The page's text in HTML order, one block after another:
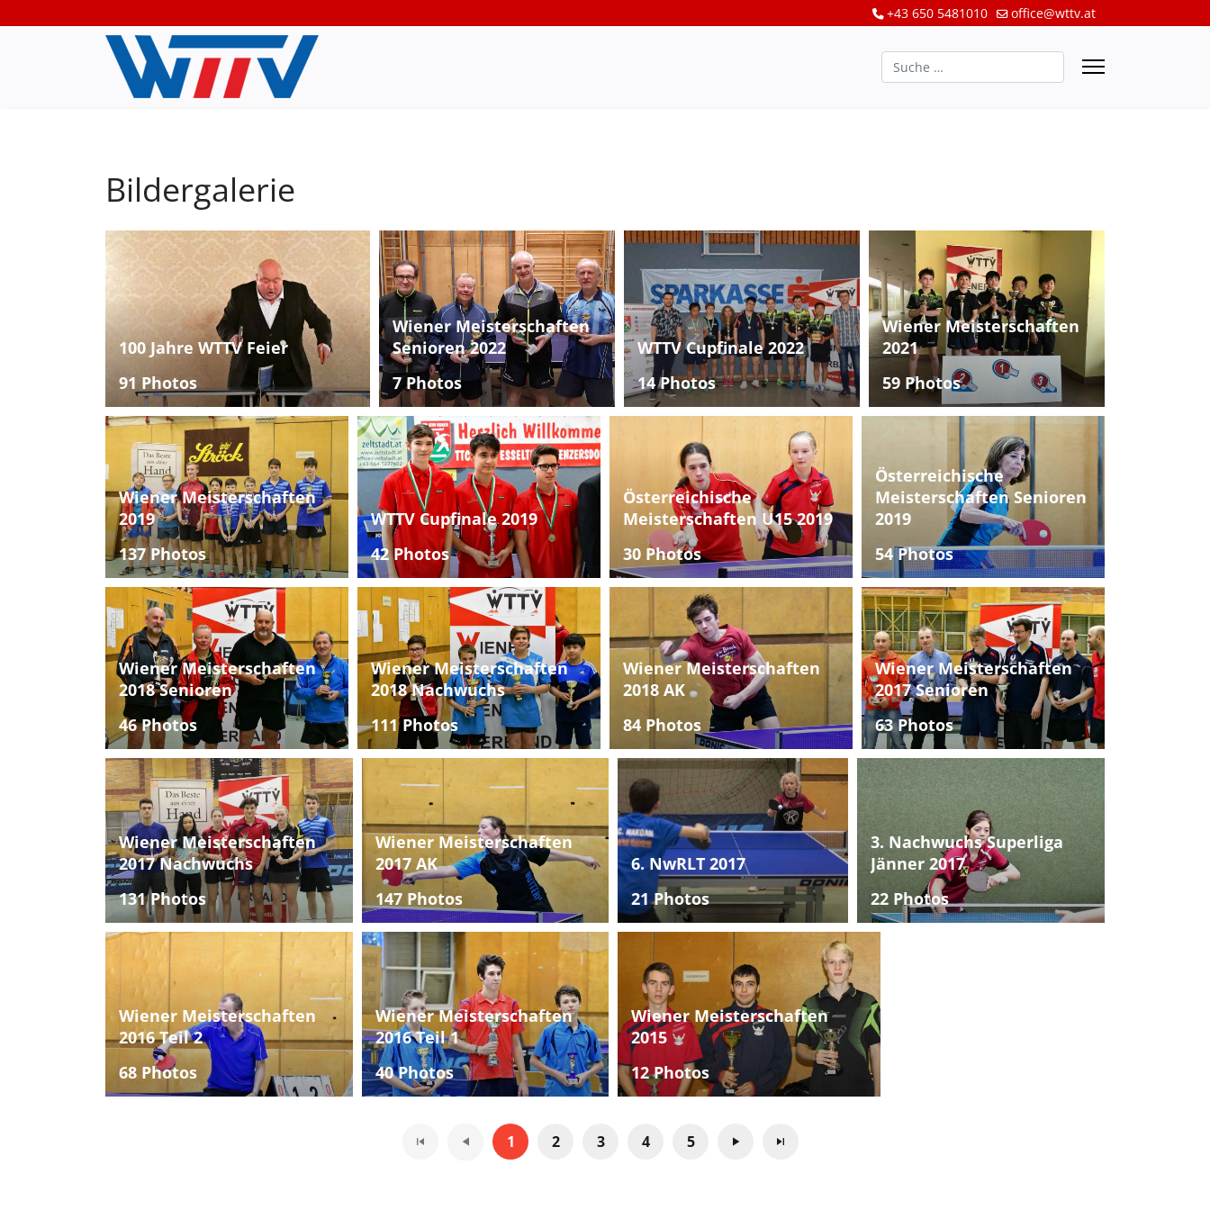
+43 650 5481010 office@wttv.at
Suchen
Bildergalerie
100 Jahre WTTV Feier
91 Photos
Wiener Meisterschaften
Senioren 2022
7 Photos
WTTV Cupfinale 2022
14 Photos
Wiener Meisterschaften
2021
59 Photos
Wiener Meisterschaften
2019
137 Photos
WTTV Cupfinale 2019
42 Photos
Österreichische
Meisterschaften U15 2019
30 Photos
Österreichische
Meisterschaften Senioren
2019
54 Photos
Wiener Meisterschaften
2018 Senioren
46 Photos
Wiener Meisterschaften
2018 Nachwuchs
111 Photos
Wiener Meisterschaften
2018 AK
84 Photos
Wiener Meisterschaften
2017 Senioren
63 Photos
Wiener Meisterschaften
2017 Nachwuchs
131 Photos
Wiener Meisterschaften
2017 AK
147 Photos
6. NwRLT 2017
21 Photos
3. Nachwuchs Superliga
Jänner 2017
22 Photos
Wiener Meisterschaften
2016 Teil 2
68 Photos
Wiener Meisterschaften
2016 Teil 1
40 Photos
Wiener Meisterschaften
2015
12 Photos
1 2 3 4 5